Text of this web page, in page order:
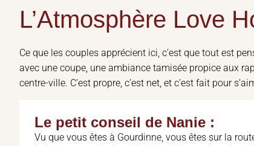
L’Atmosphère Love
Ce que les couples apprécient ici, c’est que tout est
avec une coupe, une ambiance tamisée propice aux
centre-ville. C’est propre, c’est net, et c’est fait pour
Le petit conseil de Nanie :
Vu que vous êtes à Gourdinne, vous êtes sur la